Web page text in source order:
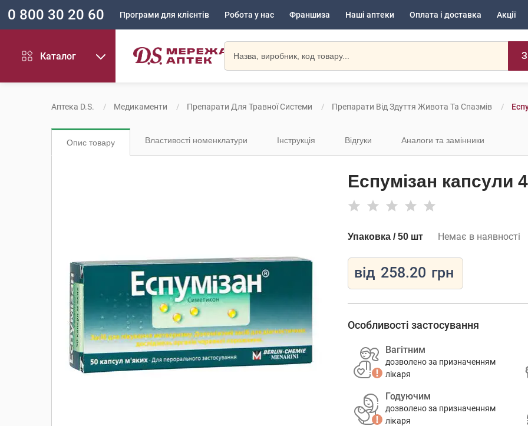
0 800 30 20 60 Програми для клієнтів Робота у нас Франшиза Наші аптеки Оплата і доставка Акції
Каталог
Аптека D.S. Медикаменти Препарати Для Травної Системи Препарати Від Здуття Живота Та Спазмів
Опис товару Властивості номенклатури Інструкція Відгуки Аналоги та замінники
Еспумізан капсули
Упаковка / 50 шт Немає в наявності
від 258.20 грн
Особливості застосування
Вагітним
дозволено за призначенням
лікаря
Годуючим
дозволено за призначенням
лікаря